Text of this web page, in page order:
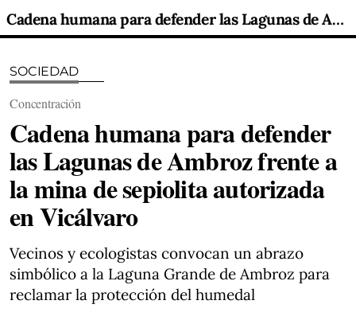
Cadena humana para defender las Lagunas de Ambroz frente a la mina de sepiolita autorizada en Vicálvaro
SOCIEDAD
Concentración
Cadena humana para defender
las Lagunas de Ambroz frente a
la mina de sepiolita autorizada
en Vicálvaro
Vecinos y ecologistas convocan un abrazo
simbólico a la Laguna Grande de Ambroz para
reclamar la protección del humedal